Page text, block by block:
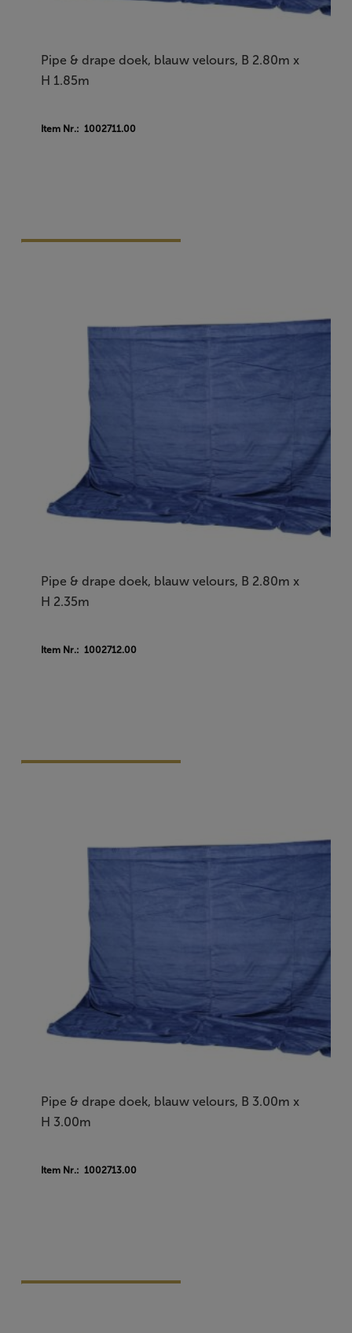
Pipe & drape doek, blauw velours, B 2.80m x
H 1.85m
Item Nr.: 1002711.00
Pipe & drape doek, blauw velours, B 2.80m x
H 2.35m
Item Nr.: 1002712.00
Pipe & drape doek, blauw velours, B 3.00m x
H 3.00m
Item Nr.: 1002713.00